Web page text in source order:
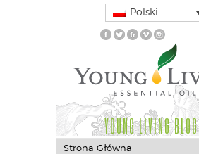
Polski
YOUNG LIVING BLOG